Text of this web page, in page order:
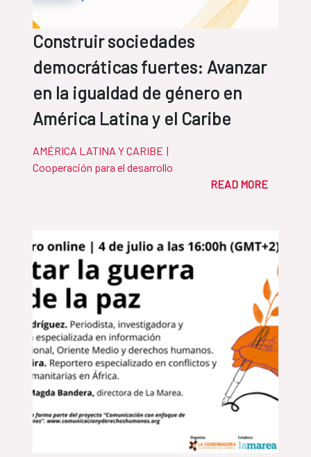
Construir sociedades
democráticas fuertes: Avanzar
en la igualdad de género en
América Latina y el Caribe
AMÉRICA LATINA Y CARIBE |
Cooperación para el desarrollo
READ MORE